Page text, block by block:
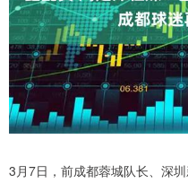
3月7日，前成都蓉城队长、深